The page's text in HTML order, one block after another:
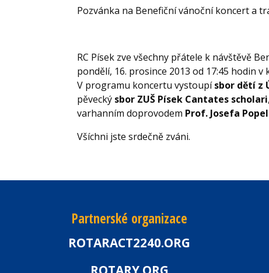
Pozvánka na Benefiční vánoční koncert a
RC Písek zve všechny přátele k návštěvě
pondělí, 16. prosince 2013 od 17:45 hodin v
V programu koncertu vystoupísbor dětí z
pěvecký sbor ZUŠ Písek Cantates scholari
varhanním doprovodem Prof. Josefa
Všíchni jste srdečně zváni.
Partnerské organizace
ROTARACT2240.ORG